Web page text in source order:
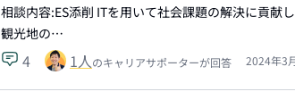
相談内容:ES添削 ITを用いて社会課題の解決に貢献
観光地の…
4 1人のキャリアサポーターが回答 2024年3